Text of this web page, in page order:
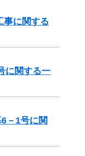
に関する
に関する一
－1号に関